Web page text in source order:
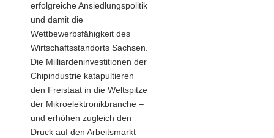
erfolgreiche Ansiedlungspolitik
und damit die
Wettbewerbsfähigkeit des
Wirtschaftsstandorts Sachsen.
Die Milliardeninvestitionen der
Chipindustrie katapultieren
den Freistaat in die Weltspitze
der Mikroelektronikbranche –
und erhöhen zugleich den
Druck auf den Arbeitsmarkt